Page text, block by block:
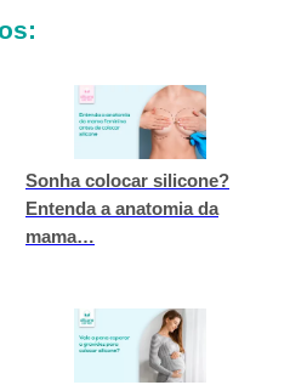
Sonha colocar silicone?
Entenda a anatomia da
mama…